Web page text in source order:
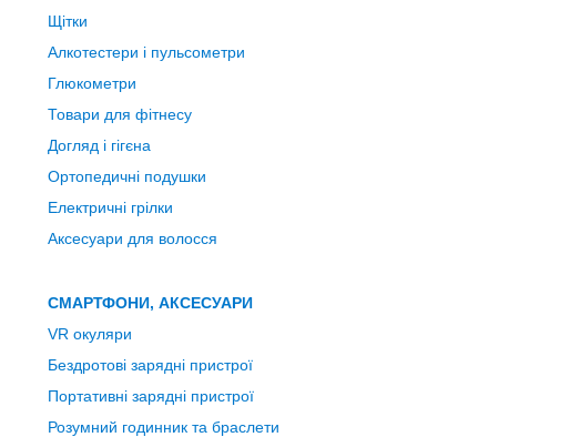
Щітки
Алкотестери і пульсометри
Глюкометри
Товари для фітнесу
Догляд і гігєна
Ортопедичні подушки
Електричні грілки
Аксесуари для волосся
СМАРТФОНИ, АКСЕСУАРИ
VR окуляри
Бездротові зарядні пристрої
Портативні зарядні пристрої
Розумний годинник та браслети